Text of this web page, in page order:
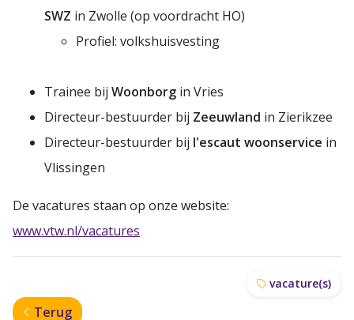
SWZ in Zwolle (op voordracht HO)
Profiel: volkshuisvesting
Trainee bij Woonborg in Vries
Directeur-bestuurder bij Zeeuwland in Zierikzee
Directeur-bestuurder bij l'escaut woonservice in
Vlissingen
De vacatures staan op onze website:
www.vtw.nl/vacatures
vacature(s)
Terug